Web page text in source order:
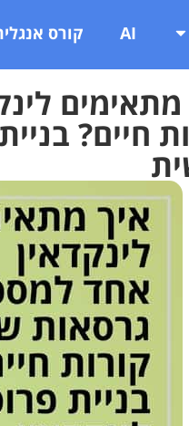
AI קורס
מתאימים
חיים?